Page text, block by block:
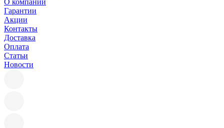
О компании
Гарантии
Акции
Контакты
Доставка
Оплата
Статьи
Новости